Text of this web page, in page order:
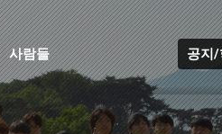
사람들 공지/